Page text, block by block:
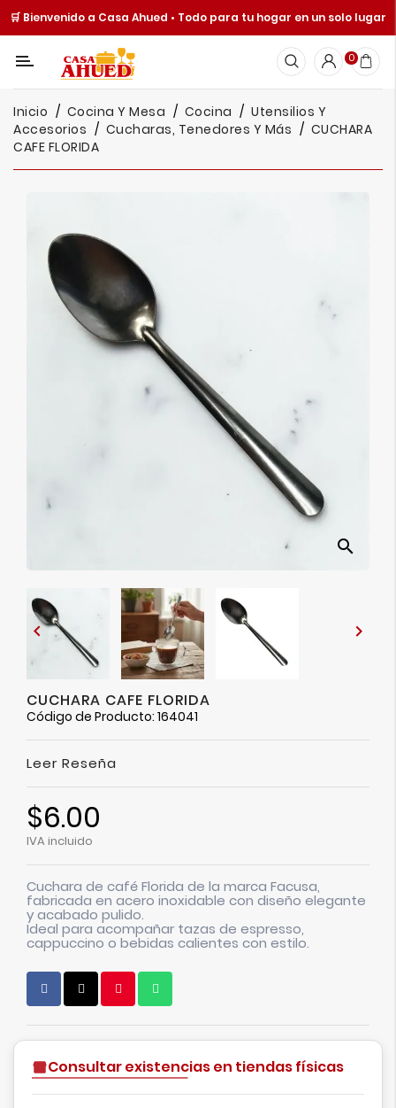
🛒 Bienvenido a Casa Ahued • Todo para tu hogar en un solo lugar
Categoría
Cocina
Y
Mesa
Juguetería
0
Inicio Cocina Y Mesa Cocina
Utensilios Y
Accesorios
Cucharas, Tenedores Y Más
CUCHARA
CAFE FLORIDA
search
 
CUCHARA CAFE FLORIDA
Código de Producto: 164041
Leer Reseña
$6.00
IVA incluido
Cuchara de café Florida de la marca Facusa,
fabricada en acero inoxidable con diseño elegante
y acabado pulido.
Ideal para acompañar tazas de espresso,
cappuccino o bebidas calientes con estilo.
Consultar existencias en tiendas físicas